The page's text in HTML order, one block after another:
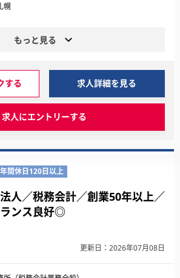
幌
もっと見る
する 求人詳細を見る
求人にエントリーする
年間休日120日以上
人／税務会計／創業50年以上／
ンス良好◎
更新日：2026年07月08日